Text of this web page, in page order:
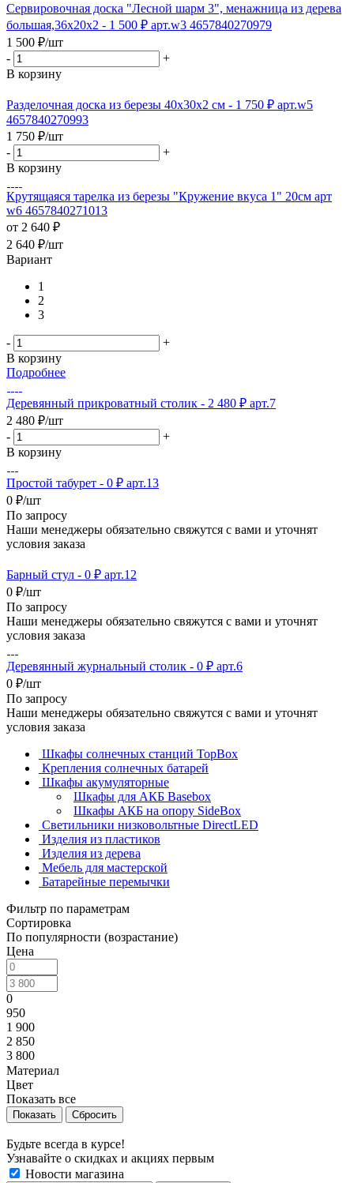
Сервировочная доска "Лесной шарм 3", менажница из дерева
большая,36х20х2 - 1 500 ₽ арт.w3 4657840270979
1 500 ₽/шт
-
+
В корзину
Разделочная доска из березы 40х30х2 см - 1 750 ₽ арт.w5
4657840270993
1 750 ₽/шт
-
+
В корзину
Крутящаяся тарелка из березы "Кружение вкуса 1" 20см арт
w6 4657840271013
от 2 640 ₽
2 640 ₽/шт
Вариант
1
2
3
-
+
В корзину
Подробнее
Деревянный прикроватный столик - 2 480 ₽ арт.7
2 480 ₽/шт
-
+
В корзину
Простой табурет - 0 ₽ арт.13
0 ₽/шт
По запросу
Наши менеджеры обязательно свяжутся с вами и уточнят
условия заказа
Барный стул - 0 ₽ арт.12
0 ₽/шт
По запросу
Наши менеджеры обязательно свяжутся с вами и уточнят
условия заказа
Деревянный журнальный столик - 0 ₽ арт.6
0 ₽/шт
По запросу
Наши менеджеры обязательно свяжутся с вами и уточнят
условия заказа
Шкафы солнечных станций TopBox
Крепления солнечных батарей
Шкафы акумуляторные
Шкафы для АКБ Basebox
Шкафы АКБ на опору SideBox
Светильники низковольтные DirectLED
Изделия из пластиков
Изделия из дерева
Мебель для мастерской
Батарейные перемычки
Фильтр по параметрам
Сортировка
По популярности (возрастание)
Цена
0
950
1 900
2 850
3 800
Материал
Цвет
Показать все
Сбросить
Будьте всегда в курсе!
Узнавайте о скидках и акциях первым
Новости магазина